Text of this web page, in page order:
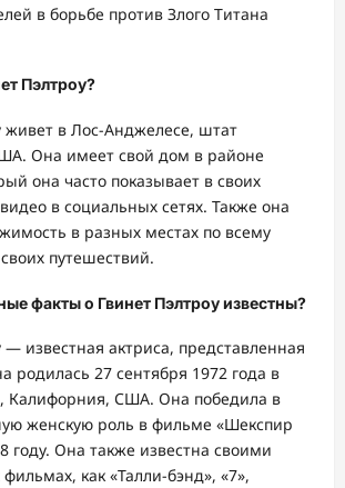
в борьбе против Злого Титана
Пэлтроу?
живет в Лос-Анджелесе, штат
Она имеет свой дом в районе
она часто показывает в своих
в социальных сетях. Также она
в разных местах по всему
путешествий.
факты о Гвинет Пэлтроу известны?
— известная актриса, представленная
родилась 27 сентября 1972 года в
Калифорния, США. Она победила в
женскую роль в фильме «Шекспир
году. Она также известна своими
как «Талли-бэнд», «7»,